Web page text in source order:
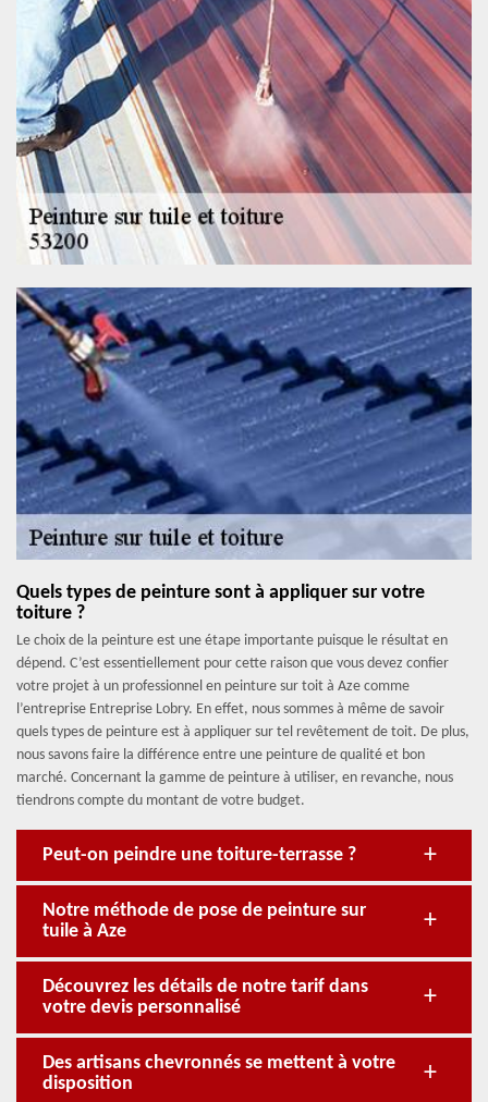
Quels types de peinture sont à appliquer sur votre
toiture ?
Le choix de la peinture est une étape importante puisque le résultat en
dépend. C’est essentiellement pour cette raison que vous devez confier
votre projet à un professionnel en peinture sur toit à Aze comme
l’entreprise Entreprise Lobry. En effet, nous sommes à même de savoir
quels types de peinture est à appliquer sur tel revêtement de toit. De plus,
nous savons faire la différence entre une peinture de qualité et bon
marché. Concernant la gamme de peinture à utiliser, en revanche, nous
tiendrons compte du montant de votre budget.
Peut-on peindre une toiture-terrasse ?
Notre méthode de pose de peinture sur
tuile à Aze
Découvrez les détails de notre tarif dans
votre devis personnalisé
Des artisans chevronnés se mettent à votre
disposition